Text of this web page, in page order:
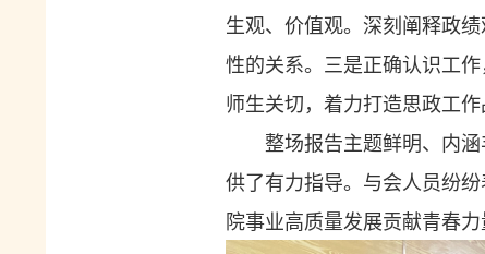
生观、价值观。深刻阐释政
性的关系。三是正确认识工
师生关切，着力打造思政工作
整场报告主题鲜明、内
供了有力指导。与会人员纷
院事业高质量发展贡献青春力